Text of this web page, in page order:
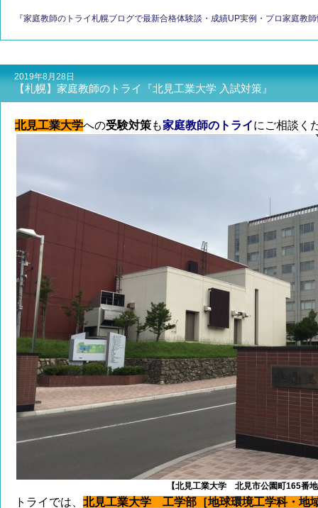
『家庭教師のトライ札幌ブログで最新合格体験談・成績UP実例・プロ家庭教
2019年8月28日
【札幌】家庭教師のトライ『北見工業大学 入試対策』
北見工業大学への受験対策も家庭教師のトライにご相談く
【北見工業大学 北見市公園町165番
トライでは、 北見工業大学 工学部［地球環境工学科・地